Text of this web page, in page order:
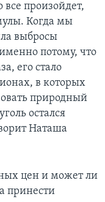
все произойдет,
Когда мы
выбросы
потому, что
его стало
в которых
природный
остался
Наташа
цен и может ли
принести